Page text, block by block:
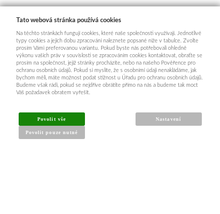
Tato webová stránka používá cookies
Na těchto stránkách fungují cookies, které naše společnosti využívají. Jednotlivé
typy cookies a jejich dobu zpracování naleznete popsané níže v tabulce. Zvolte
prosím Vámi preferovanou variantu. Pokud byste nás potřebovali ohledně
výkonu vašich práv v souvislosti se zpracováním cookies kontaktovat, obraťte se
prosím na společnost, jejíž stránky procházíte, nebo na našeho Pověřence pro
ochranu osobních údajů. Pokud si myslíte, že s osobními údaji nenakládáme, jak
bychom měli, máte možnost podat stížnost u Úřadu pro ochranu osobních údajů.
Budeme však rádi, pokud se nejdříve obrátíte přímo na nás a budeme tak moct
Váš požadavek obratem vyřešit.
Povolit vše
Povolit pouze nutné
Nastavení